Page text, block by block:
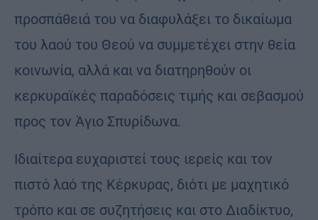
προσπάθειά του να διαφυλάξει το δικαίωμα
του λαού του Θεού να συμμετέχει στην θεία
κοινωνία, αλλά και να διατηρηθούν οι
κερκυραϊκές παραδόσεις τιμής και σεβασμού
προς τον Άγιο Σπυρίδωνα.
Ιδιαίτερα ευχαριστεί τους ιερείς και τον
πιστό λαό της Κέρκυρας, διότι με μαχητικό
τρόπο και σε συζητήσεις και στο Διαδίκτυο,